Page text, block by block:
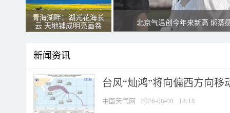
青海湖畔：湖光花海长
云 天地铺成明亮画卷
北京气温创今年来新高 焖蒸
新闻资讯
台风“灿鸿”将向偏西方向移
中国天气网 2026-08-08 18:18